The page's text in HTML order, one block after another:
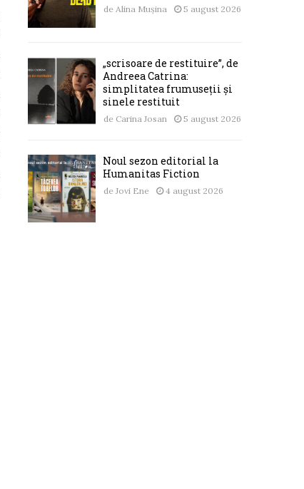
de Alina Mușina 5 august 2026
„scrisoare de restituire”, de
Andreea Catrina:
simplitatea frumuseții și
sinele restituit
de Carina Josan 5 august 2026
Noul sezon editorial la
Humanitas Fiction
de Jovi Ene 4 august 2026